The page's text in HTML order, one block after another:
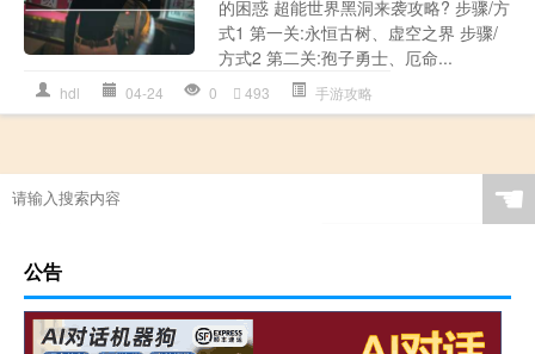
的困惑 超能世界黑洞来袭攻略? 步骤/方
式1 第一关:永恒古树、虚空之界 步骤/
方式2 第二关:孢子勇士、厄命...
hdl 04-24 0 493 手游攻略
☚
公告